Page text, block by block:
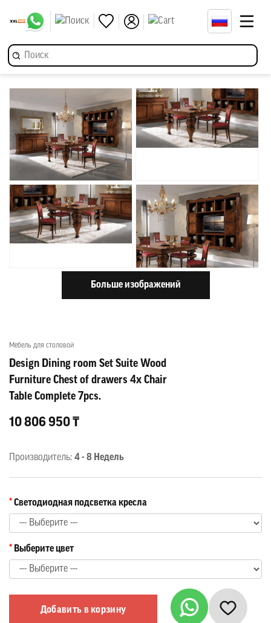
Больше изображений
Мебель для столовой
Design Dining room Set Suite Wood
Furniture Chest of drawers 4x Chair
Table Complete 7pcs.
10 806 950 ₸
Производитель: 4 - 8 Недель
Светодиодная подсветка кресла
Выберите цвет
Добавить в корзину